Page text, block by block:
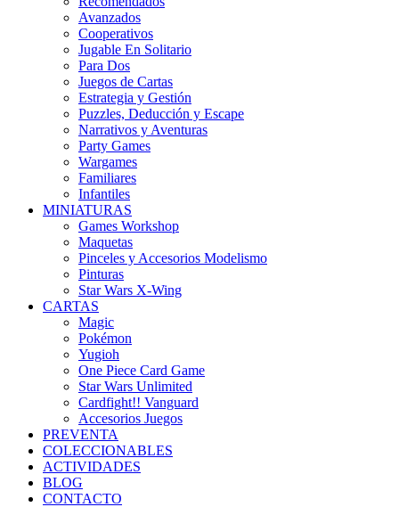
Avanzados
Cooperativos
Jugable En Solitario
Para Dos
Juegos de Cartas
Estrategia y Gestión
Puzzles, Deducción y Escape
Narrativos y Aventuras
Party Games
Wargames
Familiares
Infantiles
MINIATURAS
Games Workshop
Maquetas
Pinceles y Accesorios Modelismo
Pinturas
Star Wars X-Wing
CARTAS
Magic
Pokémon
Yugioh
One Piece Card Game
Star Wars Unlimited
Cardfight!! Vanguard
Accesorios Juegos
PREVENTA
COLECCIONABLES
ACTIVIDADES
BLOG
CONTACTO